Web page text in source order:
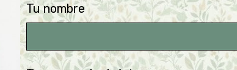
Tu nombre